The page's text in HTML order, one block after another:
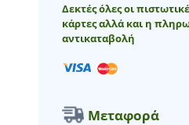
Δεκτές όλες οι
κάρτες αλλά και η
αντικαταβολή
Μεταφορά